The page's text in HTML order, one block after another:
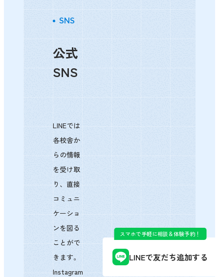
対象）
24日（月）～通常授業がスタートです。
通常授業からは、2学期の予習・中間試験対策
を実施します。
公式
SNS
SNS
LINEでは
各校舎か
らの情報
を受け取
り、直接
コミュニ
ケーショ
ンを図る
ことがで
きます。
Instagram
スマホで手軽に相談＆体験予約！
LINEで友だち追加する